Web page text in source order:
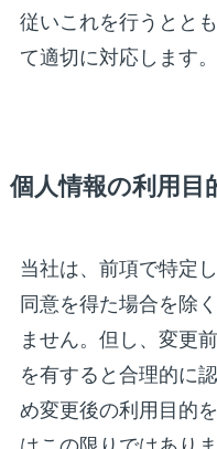
従いこれを行うとと
て適切に対応します。
個人情報の利用目
当社は、前項で特定
同意を得た場合を除
ません。但し、変更
を有すると合理的に
め変更後の利用目的